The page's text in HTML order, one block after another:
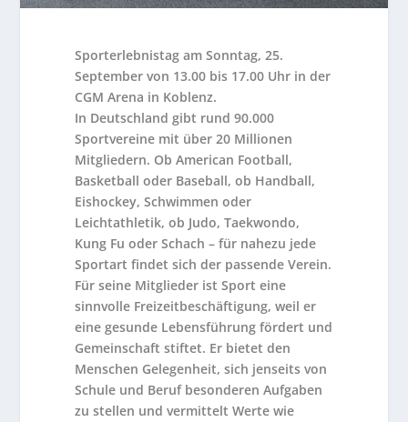
Sporterlebnistag am Sonntag, 25.
September von 13.00 bis 17.00 Uhr in der
CGM Arena in Koblenz.
In Deutschland gibt rund 90.000
Sportvereine mit über 20 Millionen
Mitgliedern. Ob American Football,
Basketball oder Baseball, ob Handball,
Eishockey, Schwimmen oder
Leichtathletik, ob Judo, Taekwondo,
Kung Fu oder Schach – für nahezu jede
Sportart findet sich der passende Verein.
Für seine Mitglieder ist Sport eine
sinnvolle Freizeitbeschäftigung, weil er
eine gesunde Lebensführung fördert und
Gemeinschaft stiftet. Er bietet den
Menschen Gelegenheit, sich jenseits von
Schule und Beruf besonderen Aufgaben
zu stellen und vermittelt Werte wie